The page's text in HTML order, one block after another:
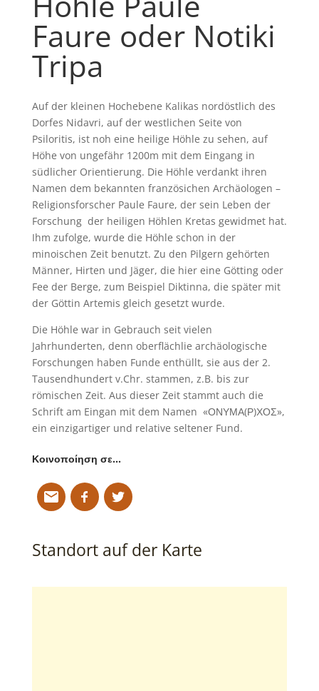
Faure oder Notiki
Tripa
Auf der kleinen Hochebene Kalikas nordöstlich des
Dorfes Nidavri, auf der westlichen Seite von
Psiloritis, ist noh eine heilige Höhle zu sehen, auf
Höhe von ungefähr 1200m mit dem Eingang in
südlicher Orientierung. Die Höhle verdankt ihren
Namen dem bekannten französichen Archäologen –
Religionsforscher Paule Faure, der sein Leben der
Forschung der heiligen Höhlen Kretas gewidmet hat.
Ihm zufolge, wurde die Höhle schon in der
minoischen Zeit benutzt. Zu den Pilgern gehörten
Männer, Hirten und Jäger, die hier eine Götting oder
Fee der Berge, zum Beispiel Diktinna, die später mit
der Göttin Artemis gleich gesetzt wurde.
Die Höhle war in Gebrauch seit vielen
Jahrhunderten, denn oberflächlie archäologische
Forschungen haben Funde enthüllt, sie aus der 2.
Tausendhundert v.Chr. stammen, z.B. bis zur
römischen Zeit. Aus dieser Zeit stammt auch die
Schrift am Eingan mit dem Namen «ΟΝΥΜΑ(Ρ)ΧΟΣ»,
ein einzigartiger und relative seltener Fund.
Κοινοποίηση σε…
Standort auf der Karte